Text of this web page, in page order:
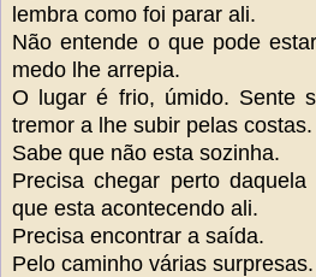
lembra como foi parar ali.
Não entende o que pode
medo lhe arrepia.
O lugar é frio, úmido. Sente
tremor a lhe subir pelas costas.
Sabe que não esta sozinha.
Precisa chegar perto
que esta acontecendo ali.
Precisa encontrar a saída.
Pelo caminho várias surpresas.